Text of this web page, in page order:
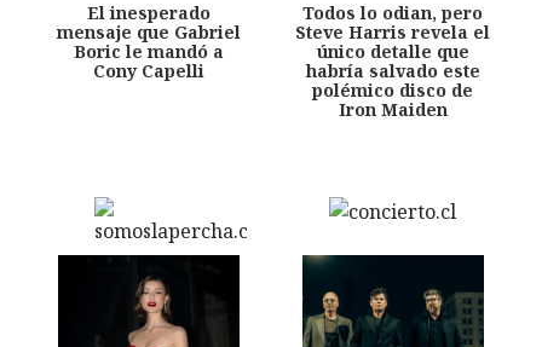
El inesperado
mensaje que Gabriel
Boric le mandó a
Cony Capelli
Todos lo odian, pero
Steve Harris revela el
único detalle que
habría salvado este
polémico disco de
Iron Maiden